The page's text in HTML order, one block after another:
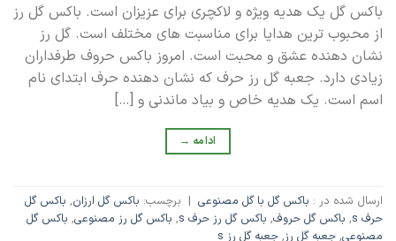
باکس گل یک هدیه ویژه و لاکچری برای عزیزان است. باکس گل رز
از محبوب ترین هدایا برای مناسبت های مختلف است. گل رز
نشان دهنده عشق و محبت است. امروز باکس حروف طرفداران
زیادی دارد. جعبه گل رز حرف که نشان دهنده حرف ابتدای نام
اسم است. یک هدیه خاص و بیاد ماندنی و […]
ادامه →
ارسال شده در : باکس گل با گل مصنوعی | برچسب: باکس گل ارزان, باکس گل
حرف s
, باکس گل حروف, باکس گل رز حرف s , باکس گل رز مصنوعی, باکس گل
مصنوعی, جعبه گل رز, جعبه گل رز s